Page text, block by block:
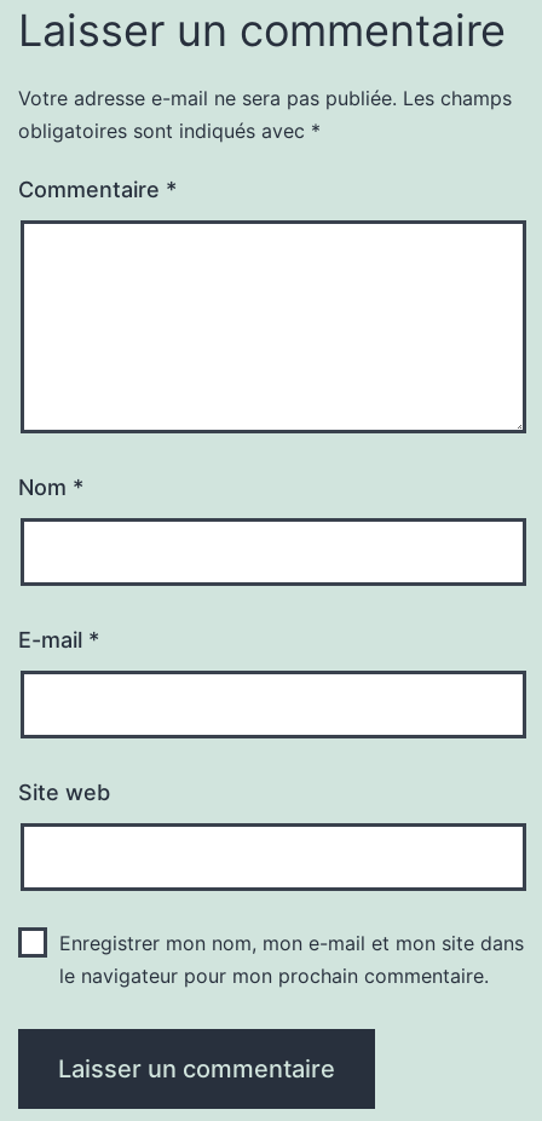
Laisser un commentaire
Votre adresse e-mail ne sera pas publiée. Les champs
obligatoires sont indiqués avec *
Commentaire *
Nom *
E-mail *
Site web
Enregistrer mon nom, mon e-mail et mon site dans
le navigateur pour mon prochain commentaire.